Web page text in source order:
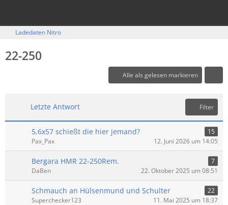
Ladedaten Nitro
22-250
Alle als gelesen markieren
Letzte Antwort Filter
5,6x57 schießt die hier jemand?
15
Pax_Pax
12. Juni 2026 um 14:05
Bergara HMR 22-250Rem.
7
DaBen
22. Oktober 2025 um 08:51
Schmauch an Hülsenmund und Schulter
22
Superchecker123
11. Mai 2025 um 18:37